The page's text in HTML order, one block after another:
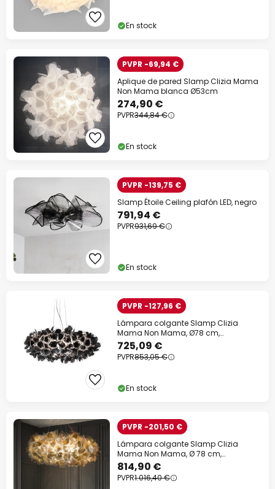
En stock
PVPR -69,94 €
Aplique de pared Slamp Clizia Mama
Non Mama blanca Ø53cm
274,90 €
PVPR344,84 €
En stock
PVPR -139,75 €
Slamp Étoile Ceiling plafón LED, negro
791,94 €
PVPR931,69 €
En stock
PVPR -127,96 €
Lámpara colgante Slamp Clizia
Mama Non Mama, Ø78 cm,
negro/transparente
725,09 €
PVPR853,05 €
En stock
PVPR -201,50 €
Lámpara colgante Slamp Clizia
Mama Non Mama, Ø 78 cm,
dorada/transparente
814,90 €
PVPR1.016,40 €